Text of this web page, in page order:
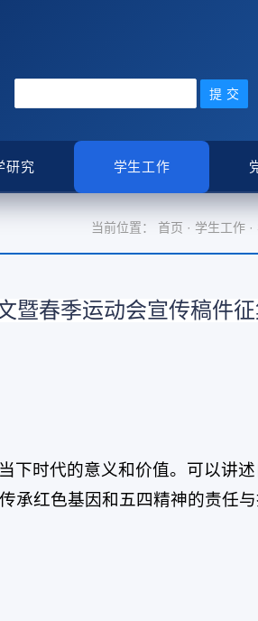
研究 学生工作
当前位置： 首页 · 学生工作 ·
暨春季运动会宣传稿件
下时代的意义和价值。可以讲
红色基因和五四精神的责任与